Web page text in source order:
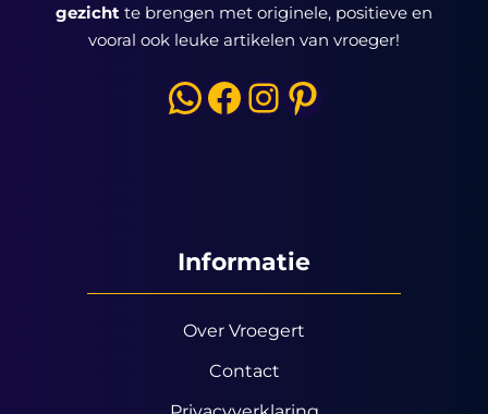
gezicht te brengen met originele, positieve en
vooral ook leuke artikelen van vroeger!
WhatsApp
Facebook
Instagram
Pinterest
Informatie
Over Vroegert
Contact